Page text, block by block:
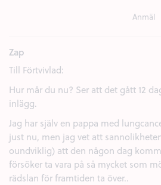
Anmäl
Zap
Till Förtvivlad:
Hur mår du nu? Ser att det gått 12
inlägg.
Jag har själv en pappa med
just nu, men jag vet att
oundviklig) att den någon dag
försöker ta vara på så mycket som
rädslan för framtiden ta över..